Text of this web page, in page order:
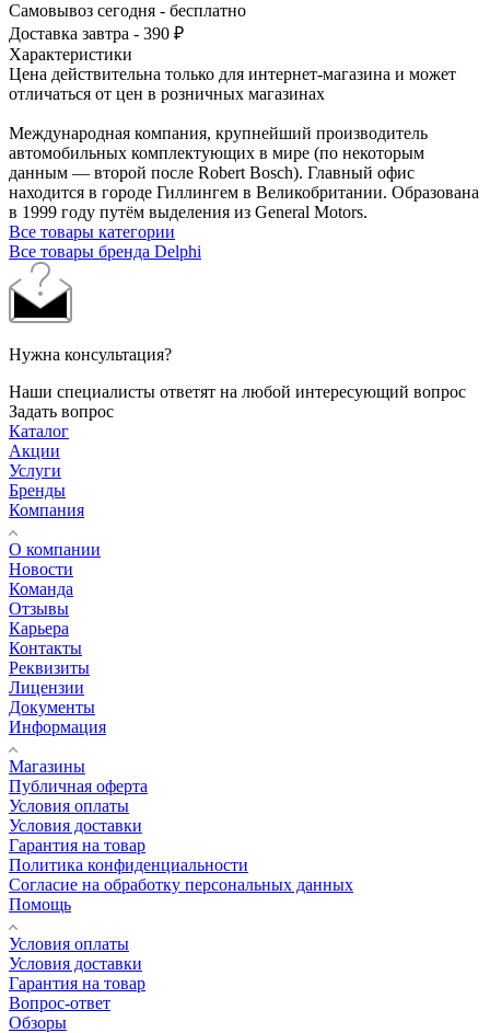
Самовывоз сегодня - бесплатно
Доставка завтра - 390 ₽
Характеристики
Цена действительна только для интернет-магазина и может
отличаться от цен в розничных магазинах
Международная компания, крупнейший производитель
автомобильных комплектующих в мире (по некоторым
данным — второй после Robert Bosch). Главный офис
находится в городе Гиллингем в Великобритании. Образована
в 1999 году путём выделения из General Motors.
Все товары категории
Все товары бренда Delphi
Нужна консультация?
Наши специалисты ответят на любой интересующий вопрос
Задать вопрос
Каталог
Акции
Услуги
Бренды
Компания
О компании
Новости
Команда
Отзывы
Карьера
Контакты
Реквизиты
Лицензии
Документы
Информация
Магазины
Публичная оферта
Условия оплаты
Условия доставки
Гарантия на товар
Политика конфиденциальности
Согласие на обработку персональных данных
Помощь
Условия оплаты
Условия доставки
Гарантия на товар
Вопрос-ответ
Обзоры